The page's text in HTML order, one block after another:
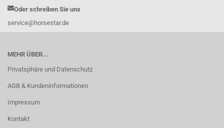
Oder schreiben Sie uns
service@horsestar.de
MEHR ÜBER...
Privatsphäre und Datenschutz
AGB & Kundeninformationen
Impressum
Kontakt